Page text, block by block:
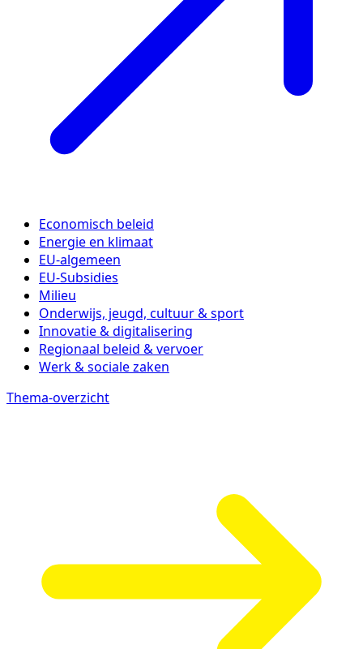
Economisch beleid
Energie en klimaat
EU-algemeen
EU-Subsidies
Milieu
Onderwijs, jeugd, cultuur & sport
Innovatie & digitalisering
Regionaal beleid & vervoer
Werk & sociale zaken
Thema-overzicht